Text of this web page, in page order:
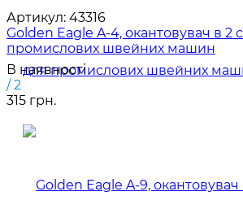
Артикул: 43316
Golden Eagle A-4, окантовувач в 2
промислових швейних машин
В наявності
/ 2
315 грн.